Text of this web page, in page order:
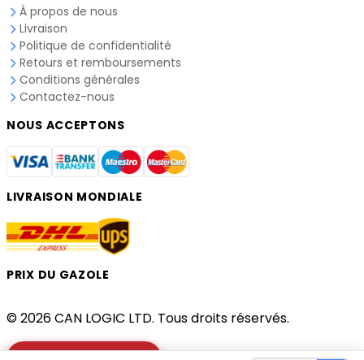
À propos de nous
Livraison
Politique de confidentialité
Retours et remboursements
Conditions générales
Contactez-nous
NOUS ACCEPTONS
LIVRAISON MONDIALE
PRIX DU GAZOLE
© 2026 CAN LOGIC LTD. Tous droits réservés.